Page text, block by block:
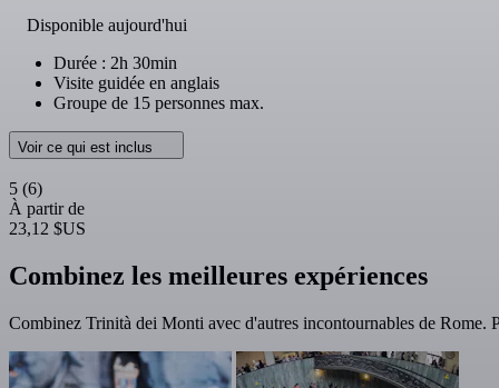
Disponible aujourd'hui
Durée : 2h 30min
Visite guidée en anglais
Groupe de 15 personnes max.
Voir ce qui est inclus
5 (6)
À partir de
23,12 $US
Combinez les meilleures expériences
Combinez Trinità dei Monti avec d'autres incontournables de Rome.